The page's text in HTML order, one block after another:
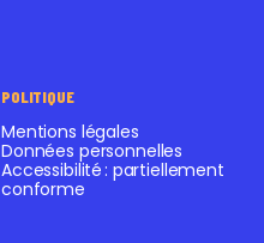
POLITIQUE
Mentions légales
Données personnelles
Accessibilité : partiellement
conforme